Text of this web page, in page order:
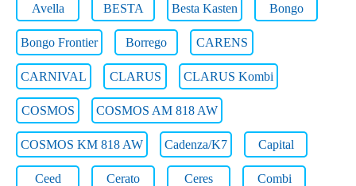
Avella BESTA Besta Kasten Bongo
Bongo Frontier Borrego CARENS
CARNIVAL CLARUS CLARUS Kombi
COSMOS COSMOS AM 818 AW
COSMOS KM 818 AW Cadenza/K7 Capital
Ceed Cerato Ceres Combi